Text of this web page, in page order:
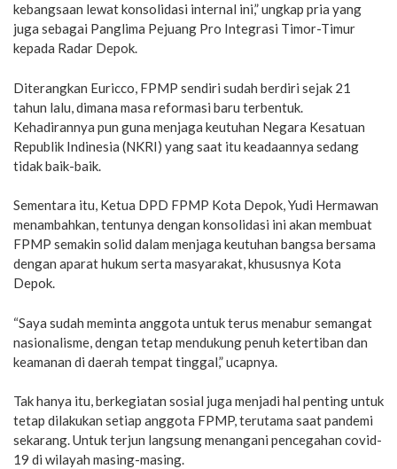
kebangsaan lewat konsolidasi internal ini,” ungkap pria yang
juga sebagai Panglima Pejuang Pro Integrasi Timor-Timur
kepada Radar Depok.
Diterangkan Euricco, FPMP sendiri sudah berdiri sejak 21
tahun lalu, dimana masa reformasi baru terbentuk.
Kehadirannya pun guna menjaga keutuhan Negara Kesatuan
Republik Indinesia (NKRI) yang saat itu keadaannya sedang
tidak baik-baik.
Sementara itu, Ketua DPD FPMP Kota Depok, Yudi Hermawan
menambahkan, tentunya dengan konsolidasi ini akan membuat
FPMP semakin solid dalam menjaga keutuhan bangsa bersama
dengan aparat hukum serta masyarakat, khususnya Kota
Depok.
“Saya sudah meminta anggota untuk terus menabur semangat
nasionalisme, dengan tetap mendukung penuh ketertiban dan
keamanan di daerah tempat tinggal,” ucapnya.
Tak hanya itu, berkegiatan sosial juga menjadi hal penting untuk
tetap dilakukan setiap anggota FPMP, terutama saat pandemi
sekarang. Untuk terjun langsung menangani pencegahan covid-
19 di wilayah masing-masing.